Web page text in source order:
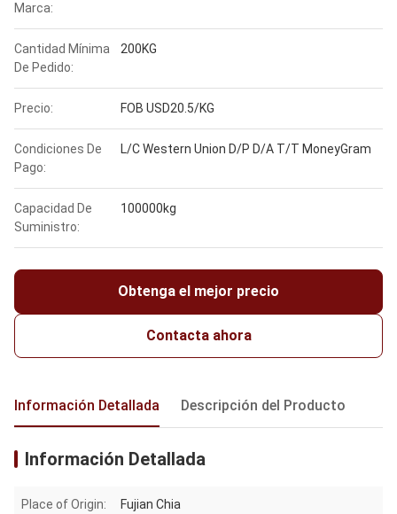
Marca:
Cantidad Mínima
De Pedido:
200KG
Precio: FOB USD20.5/KG
Condiciones De
Pago:
L/C Western Union D/P D/A T/T MoneyGram
Capacidad De
Suministro:
100000kg
Obtenga el mejor precio
Contacta ahora
Información Detallada Descripción del Producto
Información Detallada
Place of Origin: Fujian Chia